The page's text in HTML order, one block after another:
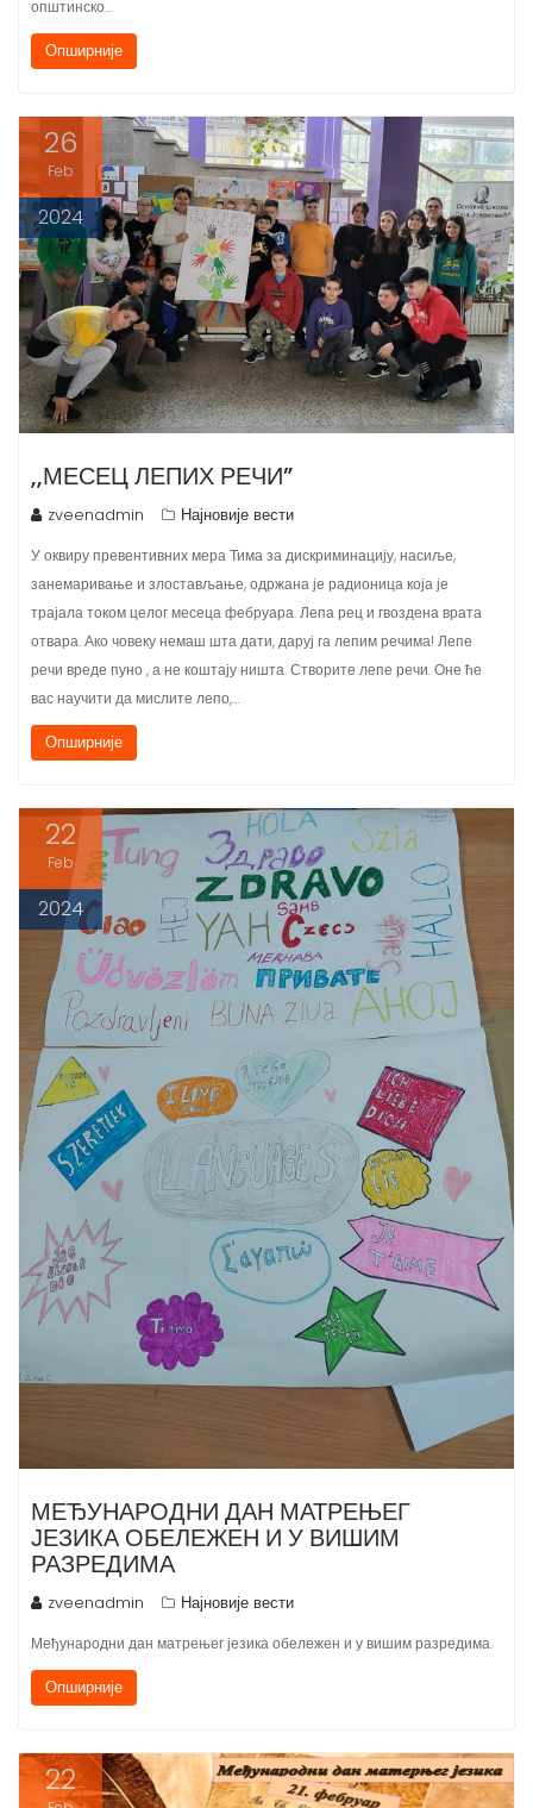
26
Feb
2024
zveenadmin Најновије вести
У оквиру превентивних мера Тима за дискриминацију, насиље,
занемаривање и злостављање, одржана је радионица која је
трајала током целог месеца фебруара. Лепа рец и гвоздена врата
отвара. Ако човеку немаш шта дати, даруј га лепим речима! Лепе
речи вреде пуно , а не коштају ништа. Створите лепе речи. Оне ће
вас научити да мислите лепо,…
22
Feb
2024
ЈЕЗИКА ОБЕЛЕЖЕН И У ВИШИМ
РАЗРЕДИМА
zveenadmin
Међународни дан матрењег језика обележен и у вишим разредима.
Опширније
22
Feb